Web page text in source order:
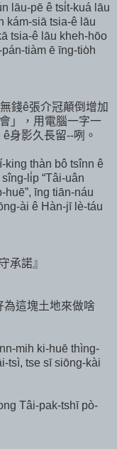
lāu-pē ê tsi̍t-kuá lāu
kám-siā tsia-ê lāu
tsia-ê lāu kheh-hōo
tiàm ē īng-tio̍h
錢ê張介冠顛倒增加
」，用電腦一字一
身影久長留--咧。
king thàn bô tsînn ê
li̍p “Tâi-uân
īng tiān-náu
ài ê Hàn-jī lè-táu
承諾』
為這塊土地來做啥
mih ki-huē thìng-
tsì, tse sī siōng-kài
Tâi-pak-tshī pò-